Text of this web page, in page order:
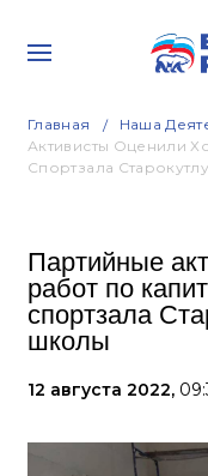
Главная Наша
Активисты Оценили
Спортзала
Партийные
работ по
спортзала
школы
12 августа 2022,